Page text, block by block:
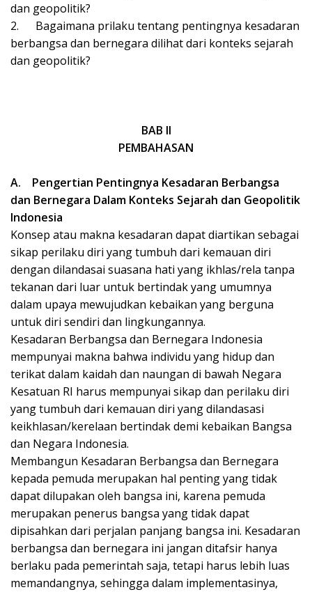
dan geopolitik?
2.
Bagaimana prilaku tentang pentingnya kesadaran
berbangsa dan bernegara dilihat dari konteks sejarah
dan geopolitik?
BAB II
PEMBAHASAN
A.
Pengertian Pentingnya Kesadaran Berbangsa
dan Bernegara Dalam Konteks Sejarah dan Geopolitik
Indonesia
Konsep atau makna kesadaran dapat diartikan sebagai
sikap perilaku diri yang tumbuh dari kemauan diri
dengan dilandasai suasana hati yang ikhlas/rela tanpa
tekanan dari luar untuk bertindak yang umumnya
dalam upaya mewujudkan kebaikan yang berguna
untuk diri sendiri dan lingkungannya.
Kesadaran Berbangsa dan Bernegara Indonesia
mempunyai makna bahwa individu yang hidup dan
terikat dalam kaidah dan naungan di bawah Negara
Kesatuan RI harus mempunyai sikap dan perilaku diri
yang tumbuh dari kemauan diri yang dilandasasi
keikhlasan/kerelaan bertindak demi kebaikan Bangsa
dan Negara Indonesia.
Membangun Kesadaran Berbangsa dan Bernegara
kepada pemuda merupakan hal penting yang tidak
dapat dilupakan oleh bangsa ini, karena pemuda
merupakan penerus bangsa yang tidak dapat
dipisahkan dari perjalan panjang bangsa ini. Kesadaran
berbangsa dan bernegara ini jangan ditafsir hanya
berlaku pada pemerintah saja, tetapi harus lebih luas
memandangnya, sehingga dalam implementasinya,